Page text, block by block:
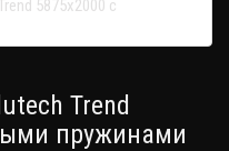
Trend
пружинами